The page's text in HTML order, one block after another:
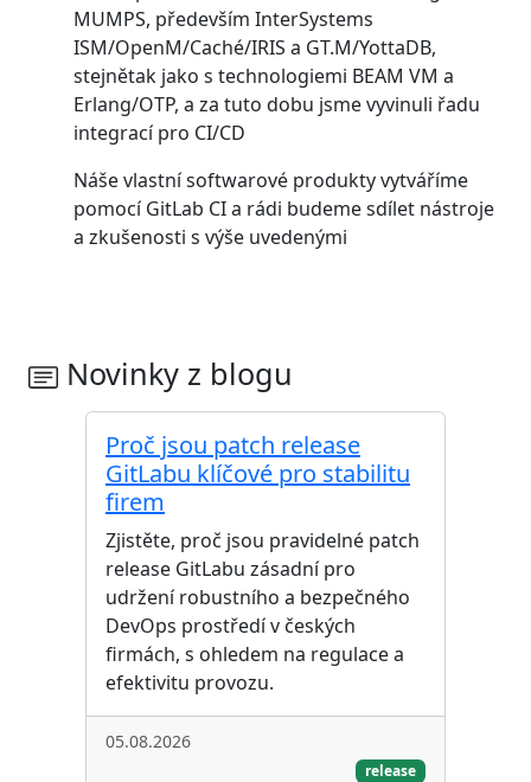
MUMPS, především InterSystems
ISM/OpenM/Caché/IRIS a GT.M/YottaDB,
stejnětak jako s technologiemi BEAM VM a
Erlang/OTP, a za tuto dobu jsme vyvinuli řadu
integrací pro CI/CD
Náše vlastní softwarové produkty vytváříme
pomocí GitLab CI a rádi budeme sdílet nástroje
a zkušenosti s výše uvedenými
Novinky z blogu
Proč jsou patch release
GitLabu klíčové pro stabilitu
firem
Zjistěte, proč jsou pravidelné patch
release GitLabu zásadní pro
udržení robustního a bezpečného
DevOps prostředí v českých
firmách, s ohledem na regulace a
efektivitu provozu.
05.08.2026
release